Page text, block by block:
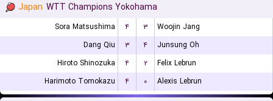
Japan WTT Champions Yokohama
Sora Matsushima ۴ ۳
Woojin Jang
Dang Qiu
۳ ۴
Junsung Oh
Hiroto Shinozuka
۴ ۲
Felix Lebrun
Harimoto Tomokazu
۴ ۰ Alexis Lebrun